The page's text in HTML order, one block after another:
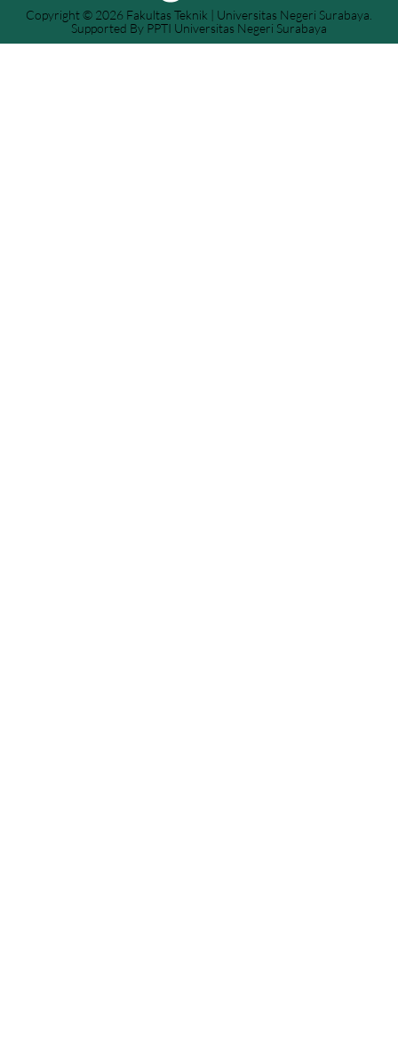
Copyright © 2026 Fakultas Teknik | Universitas Negeri Surabaya.
Supported By PPTI Universitas Negeri Surabaya